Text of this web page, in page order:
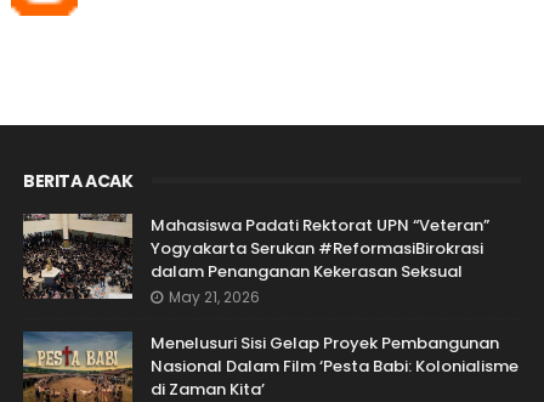
BERITA ACAK
Mahasiswa Padati Rektorat UPN “Veteran”
Yogyakarta Serukan #ReformasiBirokrasi
dalam Penanganan Kekerasan Seksual
May 21, 2026
Menelusuri Sisi Gelap Proyek Pembangunan
Nasional Dalam Film ‘Pesta Babi: Kolonialisme
di Zaman Kita’